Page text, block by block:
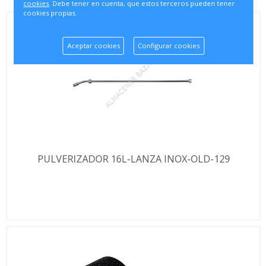
PULVERIZADOR 16L-LANZA INOX-OLD-129
cookies. Debe tener en cuenta, que estos terceros pueden tener
cookies propias.
Aceptar cookies Configurar cookies